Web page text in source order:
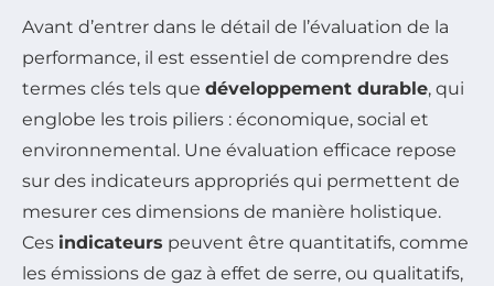
Avant d’entrer dans le détail de l’évaluation de la
performance, il est essentiel de comprendre des
termes clés tels que développement durable, qui
englobe les trois piliers : économique, social et
environnemental. Une évaluation efficace repose
sur des indicateurs appropriés qui permettent de
mesurer ces dimensions de manière holistique.
Ces indicateurs peuvent être quantitatifs, comme
les émissions de gaz à effet de serre, ou qualitatifs,